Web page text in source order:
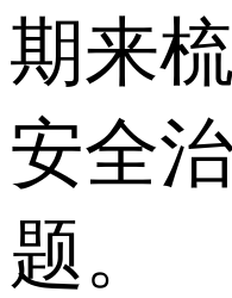
期来
安全
题。